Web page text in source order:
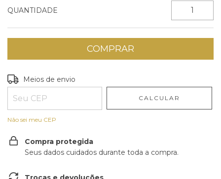
QUANTIDADE
Entregas para o CEP:
Meios de envio
CALCULAR
Não sei meu CEP
Compra protegida
Seus dados cuidados durante toda a compra.